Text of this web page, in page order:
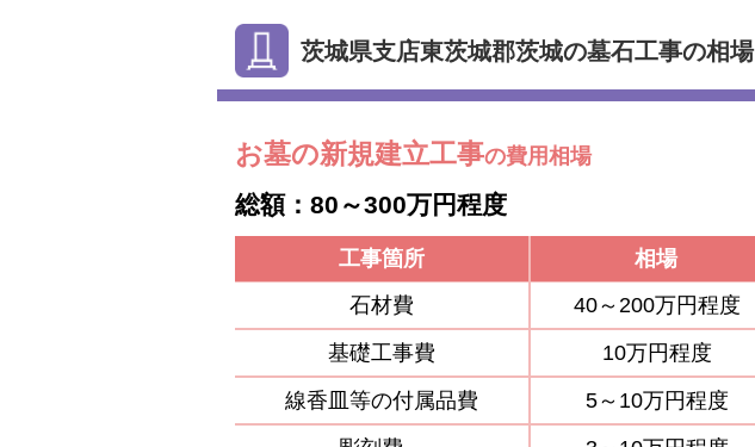
茨城県支店東茨城郡茨城の墓石工事の相場
お墓の新規建立工事の費用相場
総額：80～300万円程度
工事箇所
相場
石材費
40～200万円程度
基礎工事費
10万円程度
線香皿等の付属品費
5～10万円程度